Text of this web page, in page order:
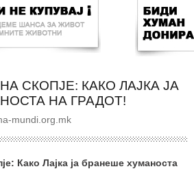
СКОПЈЕ: КАКО ЛАЈКА ЈА
НА ГРАДОТ!
mundi.org.mk
Како Лајка ја бранеше хуманоста